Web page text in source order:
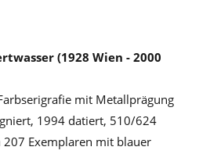
(1928 Wien - 2000
mit Metallprägung
1994 datiert, 510/624
Exemplaren mit blauer